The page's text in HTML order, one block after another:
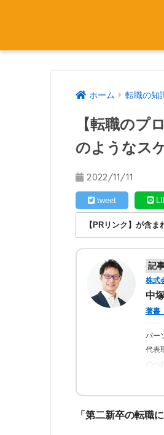
ホーム 転職の知
【転職のプ
のようなス
2022/11/11
tweet
【PRリンク】が含ま
記
株式
中
著書
パー
代表
ら
「第二新卒の転職